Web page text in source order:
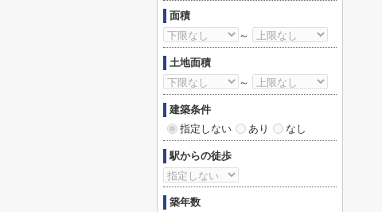
面積
～
土地面積
～
建築条件
指定しない
あり なし
駅からの徒歩
築年数